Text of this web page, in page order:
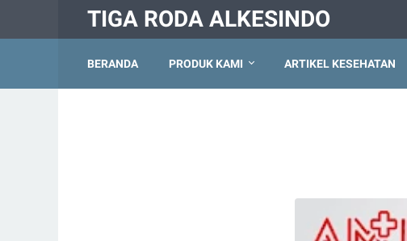
TIGA RODA ALKESINDO
BERANDA PRODUK KAMI ARTIKEL KESEHATAN